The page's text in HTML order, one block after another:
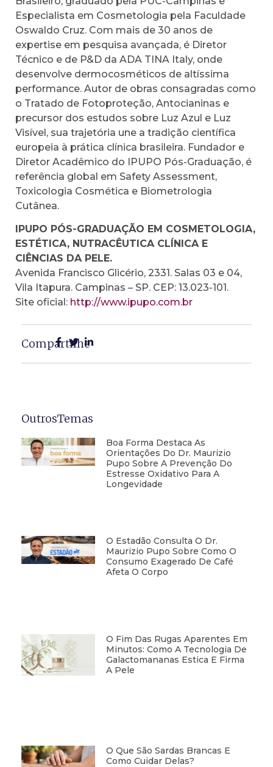
Especialista em Cosmetologia pela Faculdade
Oswaldo Cruz. Com mais de 30 anos de
expertise em pesquisa avançada, é Diretor
Técnico e de P&D da ADA TINA Italy, onde
desenvolve dermocosméticos de altíssima
performance. Autor de obras consagradas como
o Tratado de Fotoproteção, Antocianinas e
precursor dos estudos sobre Luz Azul e Luz
Visível, sua trajetória une a tradição científica
europeia à prática clínica brasileira. Fundador e
Diretor Acadêmico do IPUPO Pós-Graduação, é
referência global em Safety Assessment,
Toxicologia Cosmética e Biometrologia
Cutânea.
IPUPO PÓS-GRADUAÇÃO EM COSMETOLOGIA,
ESTÉTICA, NUTRACÊUTICA CLÍNICA E
CIÊNCIAS DA PELE.
Avenida Francisco Glicério, 2331. Salas 03 e 04,
Vila Itapura. Campinas – SP. CEP: 13.023-101.
Site oficial: http://www.ipupo.com.br
Compartilhe
OutrosTemas
Boa Forma Destaca As
Orientações Do Dr. Maurizio
Pupo Sobre A Prevenção Do
Estresse Oxidativo Para A
Longevidade
O Estadão Consulta O Dr.
Maurizio Pupo Sobre Como O
Consumo Exagerado De Café
Afeta O Corpo
O Fim Das Rugas Aparentes Em
Minutos: Como A Tecnologia De
Galactomananas Estica E Firma
A Pele
O Que São Sardas Brancas E
Como Cuidar Delas?